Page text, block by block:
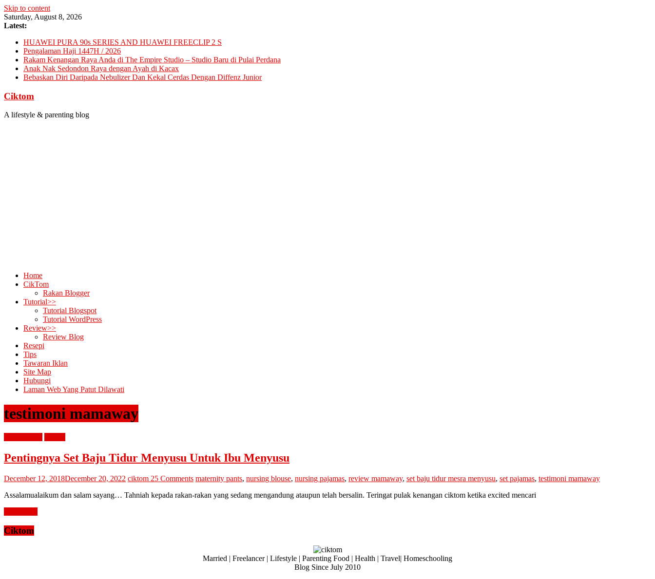
Skip to content
Saturday, August 8, 2026
Latest:
HUAWEI PURA 90s SERIES AND HUAWEI FREECLIP 2 S
Pengalaman Haji 1447H / 2026
Rakam Kenangan Raya Anda di The Empire Studio – Studio Baru di Pulai Perdana
Anak Nak Sedondon Raya dengan Ayah di Kacax
Bebaskan Diri Daripada Nebulizer Dan Kekal Cerdas Dengan Diffenz Junior
Ciktom
A lifestyle & parenting blog
Home
CikTom
Rakan Blogger
Tutorial>>
Tutorial Blogspot
Tutorial WordPress
Review>>
Review Blog
Resepi
Tips
Tawaran Iklan
Site Map
Hubungi
Laman Web Yang Patut Dilawati
testimoni mamaway
Pentingnya Set Baju Tidur Menyusu Untuk Ibu Menyusu
December 12, 2018December 20, 2022 ciktom 25 Comments maternity pants, nursing blouse, nursing pajamas, review mamaway, set baju tidur mesra menyusu, set pajamas, testimoni mamaway
Assalamualaikum dan salam sayang… Tahniah kepada rakan-rakan yang sedang mengandung ataupun telah bersalin. Teringat pulak kenangan ciktom ketika excited mencari
Ciktom
Married | Freelancer | Lifestyle | Parenting Food | Health | Travel| Homeschooling
Blog Since July 2010